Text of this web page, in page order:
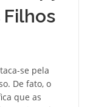
Filhos
se pela
De fato, o
que as